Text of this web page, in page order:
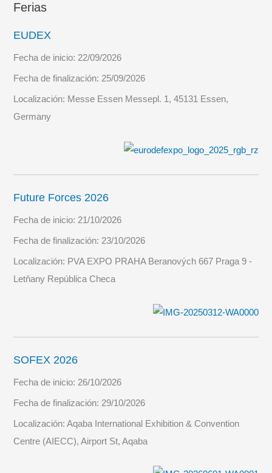
Ferias
EUDEX
Fecha de inicio:22/09/2026
Fecha de finalización:25/09/2026
Localización: Messe Essen Messepl. 1, 45131 Essen,
Germany
Future Forces 2026
Fecha de inicio: 21/10/2026
Fecha de finalización: 23/10/2026
Localización: PVA EXPO PRAHA Beranových 667 Praga 9 -
Letňany República Checa
SOFEX 2026
Fecha de inicio: 26/10/2026
Fecha de finalización: 29/10/2026
Localización:Aqaba International Exhibition & Convention
Centre (AIECC), Airport St, Aqaba